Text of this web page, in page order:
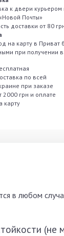
к двери
Почты»
доставки от 80
на карту в Приват
при получении
по всей
при заказе
2000 грн и оплате
карту
в любом
(не